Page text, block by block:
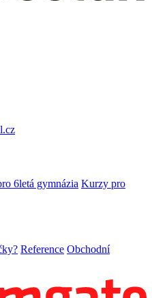
6letá gymnázia Kurzy pro
Reference Obchodní